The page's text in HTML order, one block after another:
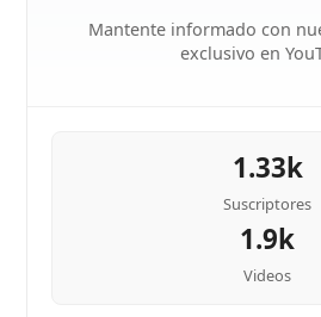
Mantente informado con
exclusivo en
1.33k
Suscriptores
1.9k
Videos